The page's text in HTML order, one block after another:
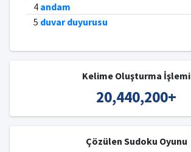
4 andam
5 duvar duyurusu
Kelime Oluşturma İşlemi
20,440,200+
Çözülen Sudoku Oyunu